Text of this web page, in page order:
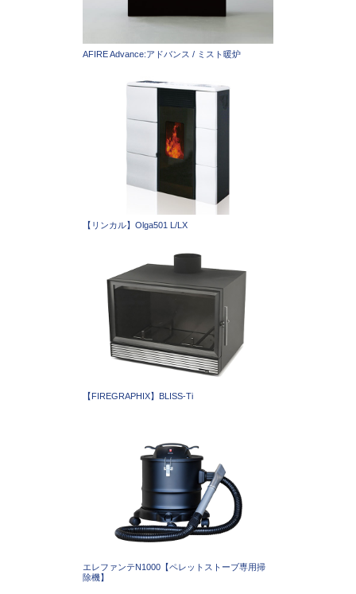
AFIRE Advance:アドバンス / ミスト暖炉
【リンカル】Olga501 L/LX
【FIREGRAPHIX】BLISS-Ti
エレファンテN1000【ペレットストーブ専用掃
除機】